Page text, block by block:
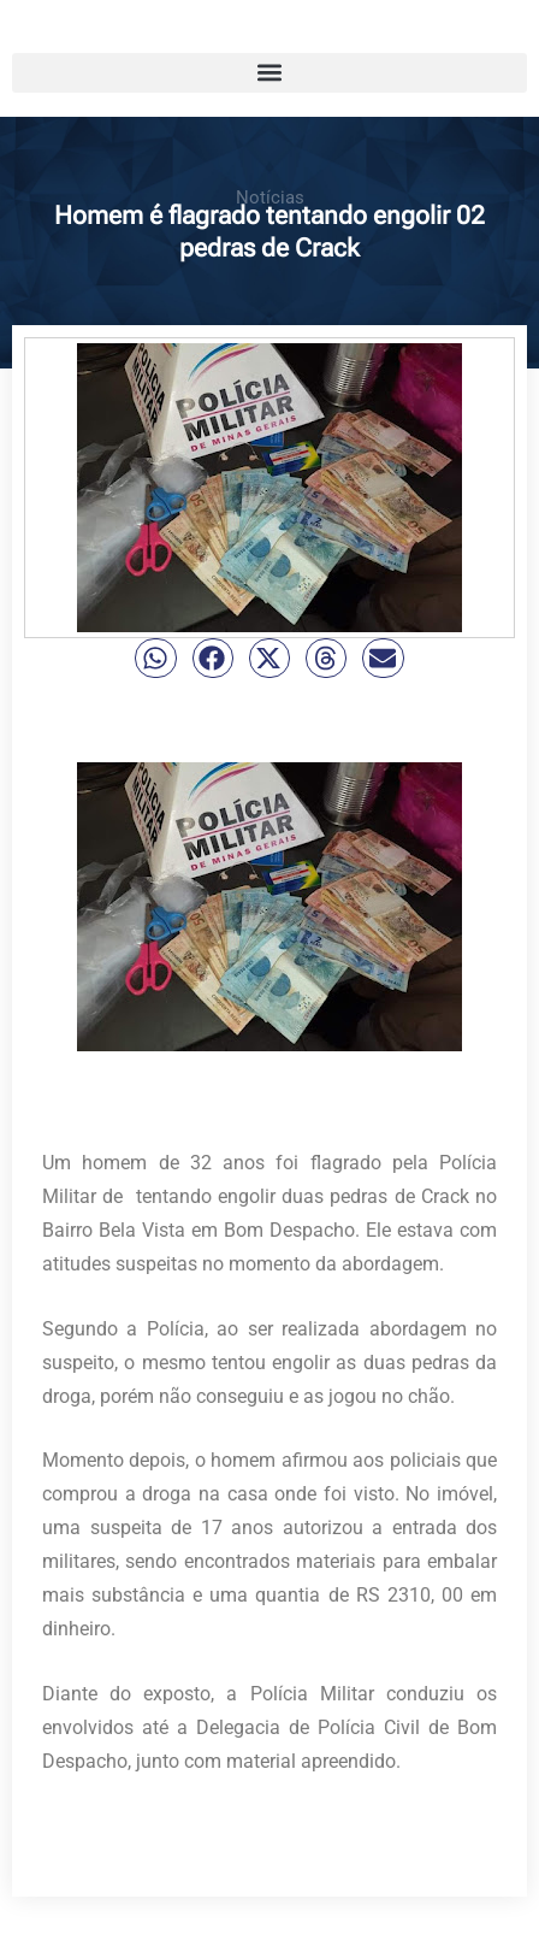
Notícias
Homem é flagrado tentando engolir 02
pedras de Crack
Um homem de 32 anos foi flagrado pela Polícia
Militar de tentando engolir duas pedras de Crack no
Bairro Bela Vista em Bom Despacho. Ele estava com
atitudes suspeitas no momento da abordagem.
Segundo a Polícia, ao ser realizada abordagem no
suspeito, o mesmo tentou engolir as duas pedras da
droga, porém não conseguiu e as jogou no chão.
Momento depois, o homem afirmou aos policiais que
comprou a droga na casa onde foi visto. No imóvel,
uma suspeita de 17 anos autorizou a entrada dos
militares, sendo encontrados materiais para embalar
mais substância e uma quantia de RS 2310, 00 em
dinheiro.
Diante do exposto, a Polícia Militar conduziu os
envolvidos até a Delegacia de Polícia Civil de Bom
Despacho, junto com material apreendido.